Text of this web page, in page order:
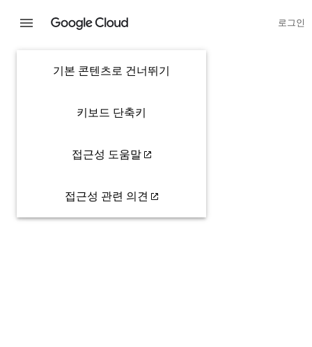
기본 콘텐츠로 건너뛰기
키보드 단축키
접근성 도움말
접근성 관련 의견
로그인